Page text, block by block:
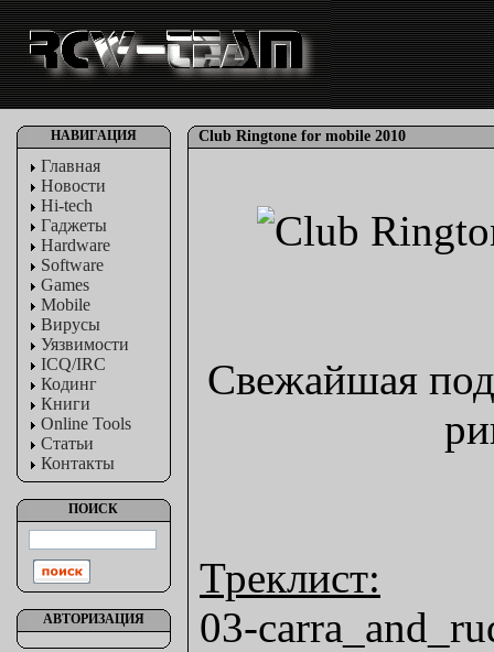
НАВИГАЦИЯ
Главная
Новости
Hi-tech
Гаджеты
Hardware
Software
Games
Mobile
Вирусы
Уязвимости
ICQ/IRC
Кодинг
Книги
Online Tools
Статьи
Контакты
ПОИСК
АВТОРИЗАЦИЯ
Club Ringtone for mobile 2010
Свежайшая
Треклист:
03-